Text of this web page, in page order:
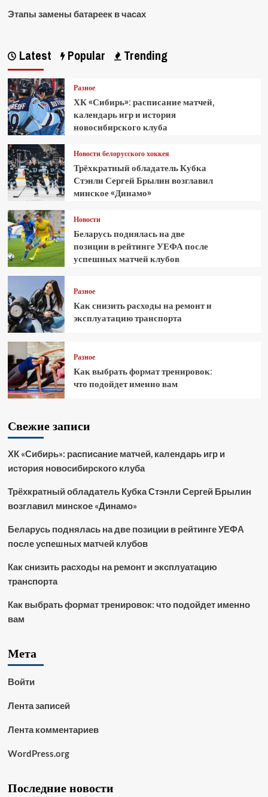
Этапы замены батареек в часах
Latest Popular Trending
Разное
ХК «Сибирь»: расписание матчей,
календарь игр и история
новосибирского клуба
Новости белорусского хоккея
Трёхкратный обладатель Кубка
Стэнли Сергей Брылин возглавил
минское «Динамо»
Новости
Беларусь поднялась на две
позиции в рейтинге УЕФА после
успешных матчей клубов
Разное
Как снизить расходы на ремонт и
эксплуатацию транспорта
Разное
Как выбрать формат тренировок:
что подойдет именно вам
Свежие записи
ХК «Сибирь»: расписание матчей, календарь игр и
история новосибирского клуба
Трёхкратный обладатель Кубка Стэнли Сергей Брылин
возглавил минское «Динамо»
Беларусь поднялась на две позиции в рейтинге УЕФА
после успешных матчей клубов
Как снизить расходы на ремонт и эксплуатацию
транспорта
Как выбрать формат тренировок: что подойдет именно
вам
Мета
Войти
Лента записей
Лента комментариев
WordPress.org
Последние новости